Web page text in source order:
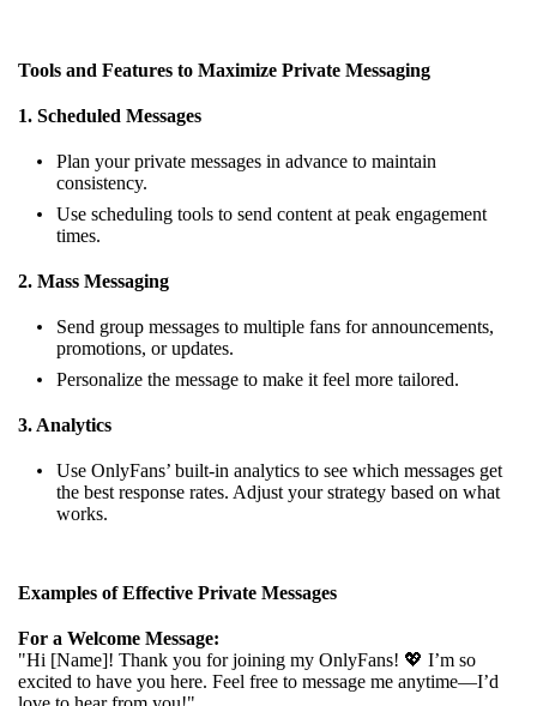
Tools and Features to Maximize Private Messaging
1. Scheduled Messages
Plan your private messages in advance to maintain
consistency.
Use scheduling tools to send content at peak engagement
times.
2. Mass Messaging
Send group messages to multiple fans for announcements,
promotions, or updates.
Personalize the message to make it feel more tailored.
3. Analytics
Use OnlyFans’ built-in analytics to see which messages get
the best response rates. Adjust your strategy based on what
works.
Examples of Effective Private Messages
For a Welcome Message:
"Hi [Name]! Thank you for joining my OnlyFans! 💖 I’m so
excited to have you here. Feel free to message me anytime—I’d